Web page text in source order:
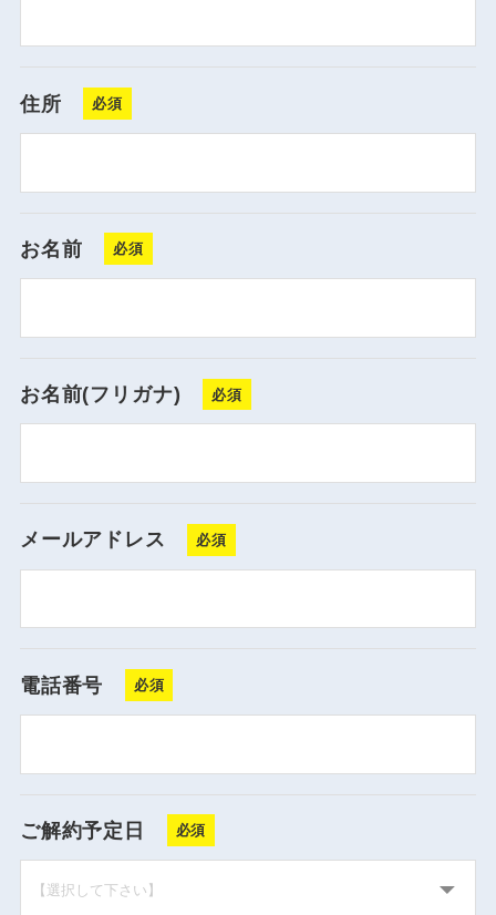
住所
お名前
お名前(フリガナ)
メールアドレス
電話番号
ご解約予定日